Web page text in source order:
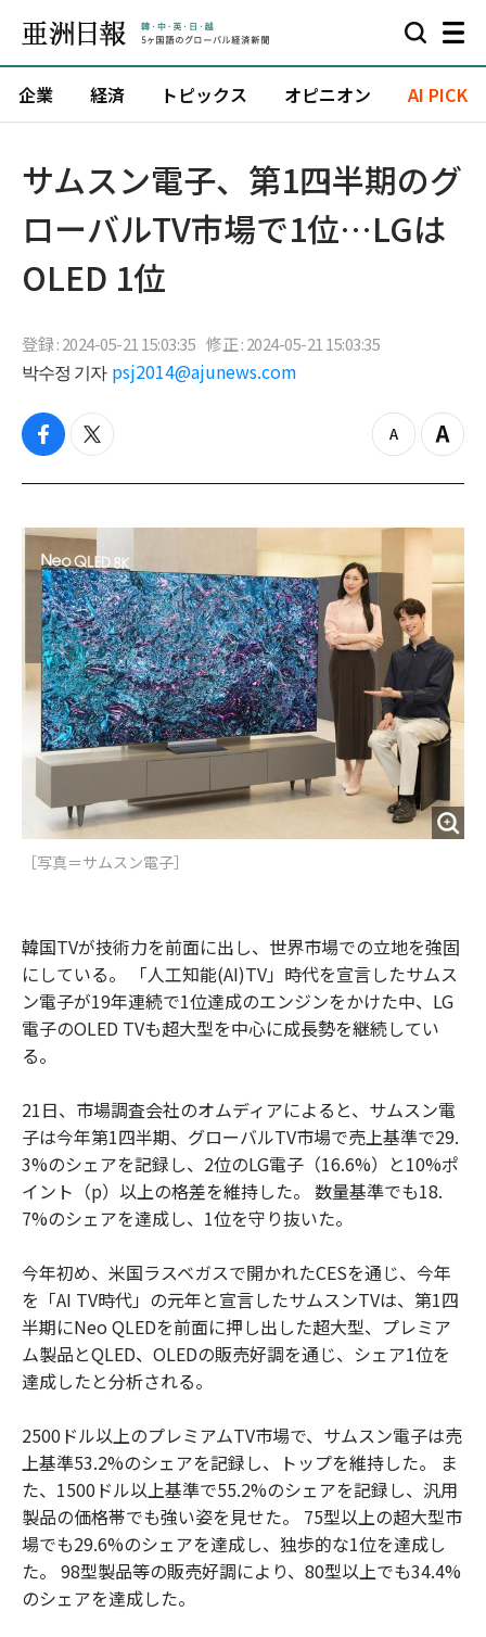
企業 経済 トピックス オピニオン AI PICK
サムスン電子、第1四半期のグ
ローバルTV市場で1位…LGは
OLED 1位
登録 : 2024-05-21 15:03:35 修正 : 2024-05-21 15:03:35
박수정 기자 psj2014@ajunews.com
f
c
b
o
k
t
i
t
e
r
z
o
o
t
Z
o
i
［写真＝サムスン電子］
韓国TVが技術力を前面に出し、世界市場での立地を強固
にしている。 「人工知能(AI)TV」時代を宣言したサムス
ン電子が19年連続で1位達成のエンジンをかけた中、LG
電子のOLED TVも超大型を中心に成長勢を継続してい
る。
21日、市場調査会社のオムディアによると、サムスン電
子は今年第1四半期、グローバルTV市場で売上基準で29.
3%のシェアを記録し、2位のLG電子（16.6%）と10%ポ
イント（p）以上の格差を維持した。 数量基準でも18.
7%のシェアを達成し、1位を守り抜いた。
今年初め、米国ラスベガスで開かれたCESを通じ、今年
を「AI TV時代」の元年と宣言したサムスンTVは、第1四
半期にNeo QLEDを前面に押し出した超大型、プレミア
ム製品とQLED、OLEDの販売好調を通じ、シェア1位を
達成したと分析される。
2500ドル以上のプレミアムTV市場で、サムスン電子は売
上基準53.2%のシェアを記録し、トップを維持した。 ま
た、1500ドル以上基準で55.2%のシェアを記録し、汎用
製品の価格帯でも強い姿を見せた。 75型以上の超大型市
場でも29.6%のシェアを達成し、独歩的な1位を達成し
た。 98型製品等の販売好調により、80型以上でも34.4%
のシェアを達成した。